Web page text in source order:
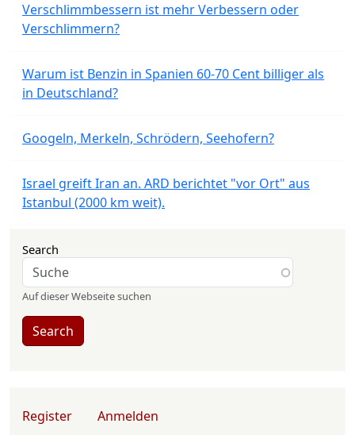
Verschlimmbessern ist mehr Verbessern oder
Verschlimmern?
Warum ist Benzin in Spanien 60-70 Cent billiger als
in Deutschland?
Googeln, Merkeln, Schrödern, Seehofern?
Israel greift Iran an. ARD berichtet "vor Ort" aus
Istanbul (2000 km weit).
Search
Auf dieser Webseite suchen
Search
User account menu
Register Anmelden